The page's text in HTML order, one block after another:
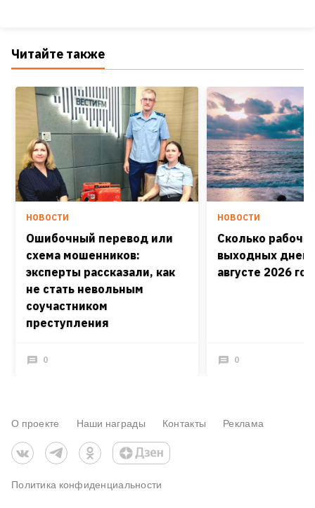
Читайте также
НОВОСТИ
Ошибочный перевод или
схема мошенников:
эксперты рассказали, как
не стать невольным
соучастником
преступления
0
НОВОСТИ
Сколько
выходных дней
августе 2026
0
О проекте Наши награды Контакты Реклама
Политика конфиденциальности